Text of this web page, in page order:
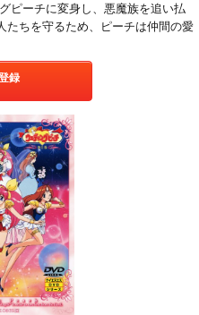
ピーチに変身し、悪魔族を追い払
たちを守るため、ピーチは仲間の愛
録